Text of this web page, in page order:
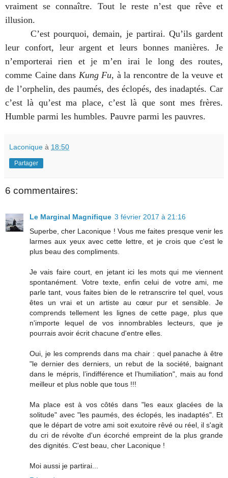
vraiment se connaître. Tout le reste n’est que rêve et
illusion.
C’est pourquoi, demain, je partirai. Qu’ils gardent
leur confort, leur argent et leurs bonnes manières. Je
n’emporterai rien et je m’en irai le long des routes,
comme Caine dans Kung Fu, à la rencontre de la veuve et
de l’orphelin, des paumés, des éclopés, des inadaptés. Car
c’est là qu’est ma place, c’est là que sont mes frères.
Humble parmi les humbles. Pauvre parmi les pauvres.
Laconique à 18:50
Partager
6 commentaires:
Le Marginal Magnifique 3 février 2017 à 21:16
Superbe, cher Laconique ! Vous me faites presque venir les
larmes aux yeux avec cette lettre, et je crois que c'est le
plus beau des compliments.
Je vais faire court, en jetant ici les mots qui me viennent
spontanément. Votre texte, enfin celui de votre ami, me
parle tant, vous faites bien de le retranscrire tel quel, vous
êtes un vrai et un artiste au cœur pur et sensible. Je
comprends tellement les lignes de cette page, plus que
n'importe lequel de vos innombrables lecteurs, que je
pourrais avoir écrit chacune d'entre elles.
Oui, je les comprends dans ma chair : quel panache à être
"le dernier des derniers, un rebut de la société, baignant
dans le mépris, l’indifférence et l’humiliation", mais au fond
meilleur et plus noble que tous !!!
Ma place est à vos côtés dans "les eaux glacées de la
solitude" avec "les paumés, des éclopés, les inadaptés". Et
que le départ de votre ami soit exutoire rêvé ou réel, il s'agit
du cri de révolte d'un écorché empreint de la plus grande
des dignités. C'est beau, cher Laconique !
Moi aussi je partirai...